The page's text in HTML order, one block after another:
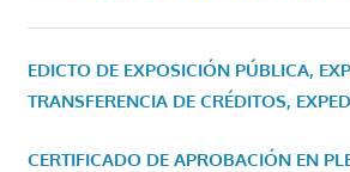
EDICTO DE EXPOSICIÓN PÚBLICA,
TRANSFERENCIA DE CRÉDITOS,
CERTIFICADO DE APROBACIÓN EN